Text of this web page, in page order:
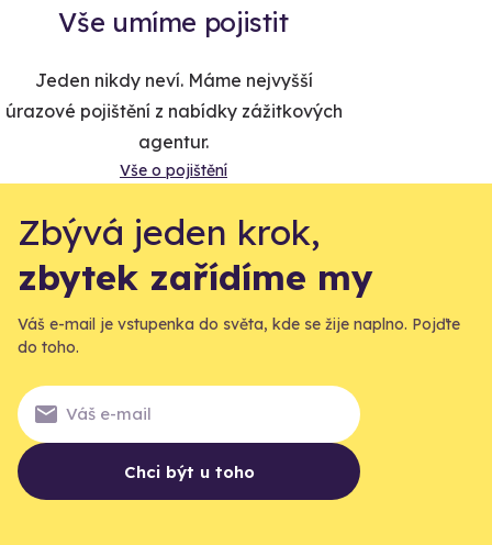
Vše umíme pojistit
Jeden nikdy neví. Máme nejvyšší
úrazové pojištění z nabídky zážitkových
agentur.
Vše o pojištění
Zbývá jeden krok,
zbytek zařídíme my
Váš e-mail je vstupenka do světa, kde se žije naplno. Pojďte
do toho.
Chci být u toho